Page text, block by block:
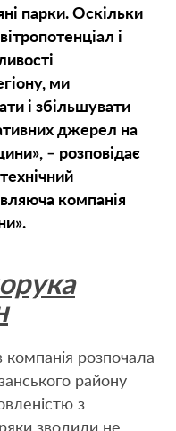
парки. Оскільки
і
ми
і збільшувати
джерел на
– розповідає
компанія
компанія розпочала
району
з